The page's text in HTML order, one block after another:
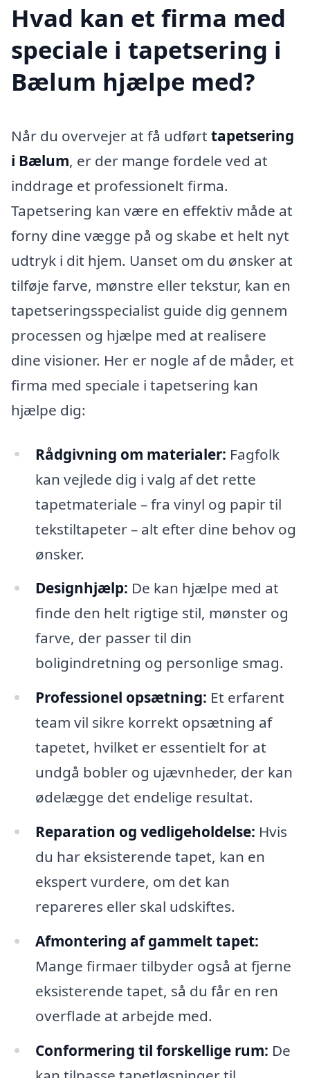
Hvad kan et firma med
speciale i tapetsering i
Bælum hjælpe med?
Når du overvejer at få udført tapetsering
i Bælum, er der mange fordele ved at
inddrage et professionelt firma.
Tapetsering kan være en effektiv måde at
forny dine vægge på og skabe et helt nyt
udtryk i dit hjem. Uanset om du ønsker at
tilføje farve, mønstre eller tekstur, kan en
tapetseringsspecialist guide dig gennem
processen og hjælpe med at realisere
dine visioner. Her er nogle af de måder, et
firma med speciale i tapetsering kan
hjælpe dig:
Rådgivning om materialer: Fagfolk
kan vejlede dig i valg af det rette
tapetmateriale – fra vinyl og papir til
tekstiltapeter – alt efter dine behov og
ønsker.
Designhjælp: De kan hjælpe med at
finde den helt rigtige stil, mønster og
farve, der passer til din
boligindretning og personlige smag.
Professionel opsætning: Et erfarent
team vil sikre korrekt opsætning af
tapetet, hvilket er essentielt for at
undgå bobler og ujævnheder, der kan
ødelægge det endelige resultat.
Reparation og vedligeholdelse: Hvis
du har eksisterende tapet, kan en
ekspert vurdere, om det kan
repareres eller skal udskiftes.
Afmontering af gammelt tapet:
Mange firmaer tilbyder også at fjerne
eksisterende tapet, så du får en ren
overflade at arbejde med.
Conformering til forskellige rum: De